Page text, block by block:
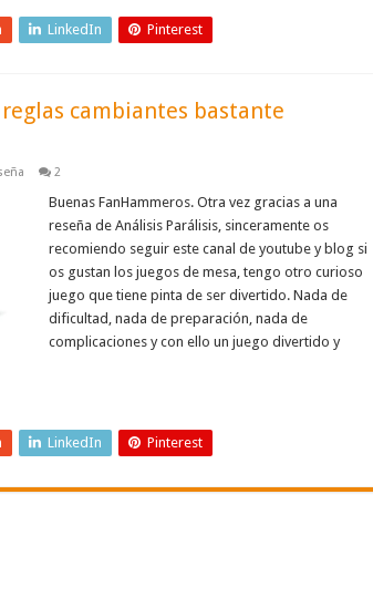
LinkedIn Pinterest
cambiantes bastante
2
Buenas FanHammeros. Otra vez gracias a una
reseña de Análisis Parálisis, sinceramente os
recomiendo seguir este canal de youtube y blog si
os gustan los juegos de mesa, tengo otro curioso
juego que tiene pinta de ser divertido. Nada de
dificultad, nada de preparación, nada de
complicaciones y con ello un juego divertido y
LinkedIn Pinterest